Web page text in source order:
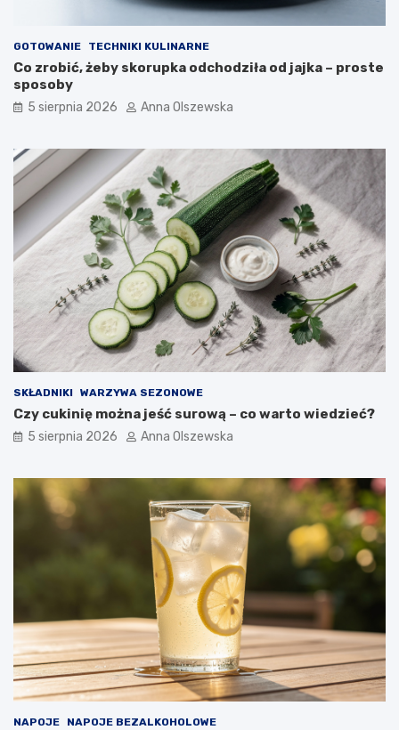
r
o
w
m
e
s
e
e
m
?
ó
w
–
a
i
e
w
b
r
a
ć
d
n
o
w
o
z
e
s
k
GOTOWANIE TECHNIKI KULINARNE
Co zrobić, żeby skorupka odchodziła od jajka – proste
sposoby
5 sierpnia 2026 Anna Olszewska
SKŁADNIKI WARZYWA SEZONOWE
Czy cukinię można jeść surową – co warto wiedzieć?
5 sierpnia 2026 Anna Olszewska
NAPOJE NAPOJE BEZALKOHOLOWE